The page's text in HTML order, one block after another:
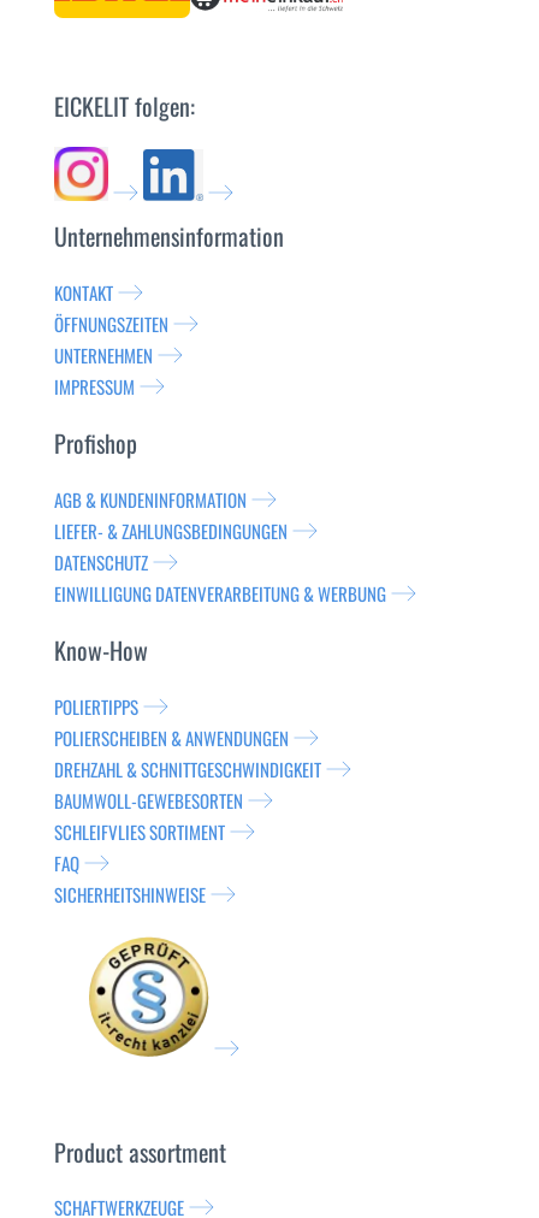
EICKELIT folgen:
Unternehmensinformation
KONTAKT
ÖFFNUNGSZEITEN
UNTERNEHMEN
IMPRESSUM
Profishop
AGB & KUNDENINFORMATION
LIEFER- & ZAHLUNGSBEDINGUNGEN
DATENSCHUTZ
EINWILLIGUNG DATENVERARBEITUNG & WERBUNG
Know-How
POLIERTIPPS
POLIERSCHEIBEN & ANWENDUNGEN
DREHZAHL & SCHNITTGESCHWINDIGKEIT
BAUMWOLL-GEWEBESORTEN
SCHLEIFVLIES SORTIMENT
FAQ
SICHERHEITSHINWEISE
Product assortment
SCHAFTWERKZEUGE